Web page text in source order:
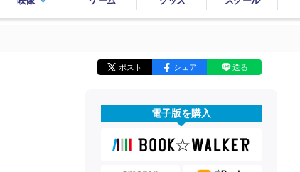
ポスト シェア 送る
電子版を購入